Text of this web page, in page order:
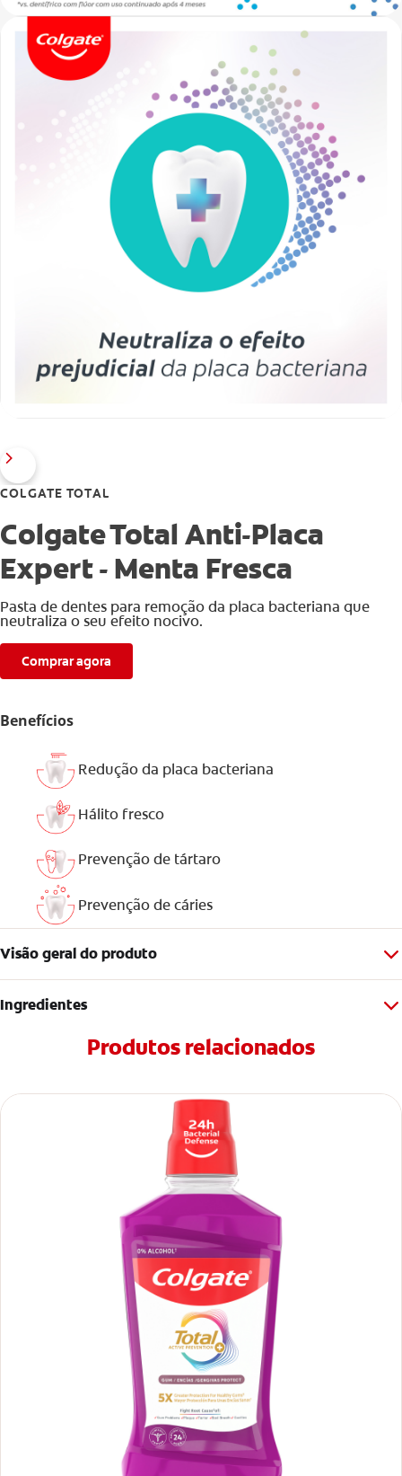
COLGATE TOTAL
Colgate Total Anti-Placa
Expert - Menta Fresca
Pasta de dentes para remoção da placa bacteriana que
neutraliza o seu efeito nocivo.
Comprar agora
Benefícios
Redução da placa bacteriana
Hálito fresco
Prevenção de tártaro
Prevenção de cáries
Visão geral do produto
Ingredientes
Produtos relacionados